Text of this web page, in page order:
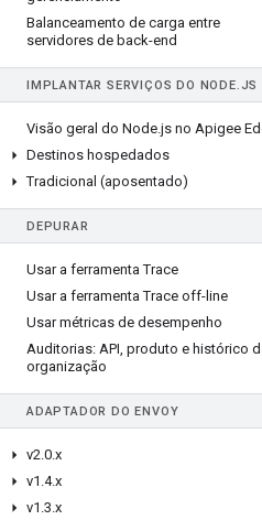
Balanceamento de carga entre
servidores de back-end
IMPLANTAR SERVIÇOS DO NODE. JS
Visão geral do Node.js no Apigee
Destinos hospedados
Tradicional (aposentado)
DEPURAR
Usar a ferramenta Trace
Usar a ferramenta Trace off-line
Usar métricas de desempenho
Auditorias: API, produto e histórico
organização
ADAPTADOR DO ENVOY
v2.0.x
v1 .4.x
v1 .3.x